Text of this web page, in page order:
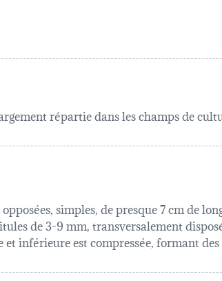
répartie dans les champs de
simples, de presque 7 cm de
de 3-9 mm, transversalement
inférieure est compressée, formant